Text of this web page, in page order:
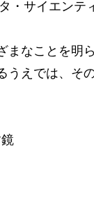
・サイエンテ
まなことを明
うえでは、そ